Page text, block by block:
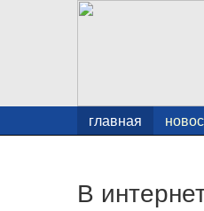
главная
В